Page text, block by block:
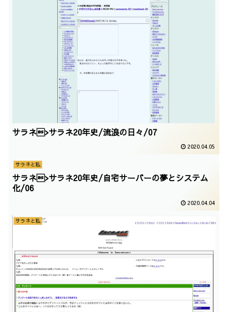
サラネ>サラネ20年史/流浪の日々/07
2020.04.05
サラネと私
サラネ>サラネ20年史/自宅サーバーの夢とシステム
化/06
2020.04.04
サラネと私